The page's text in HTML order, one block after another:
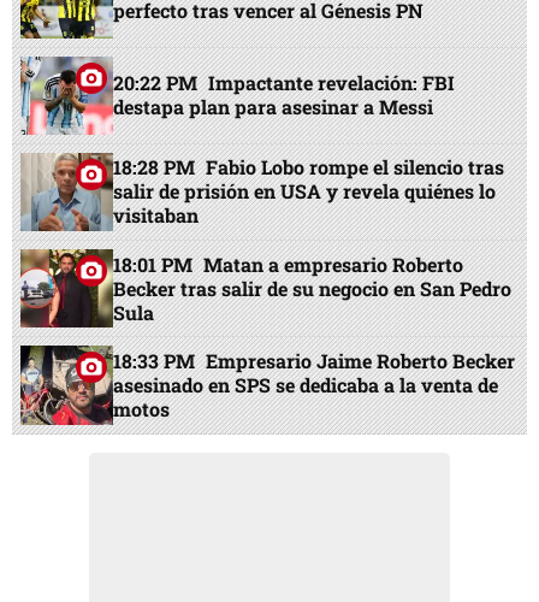
perfecto tras vencer al Génesis PN
20:22 PM Impactante revelación: FBI
destapa plan para asesinar a Messi
18:28 PM Fabio Lobo rompe el silencio tras
salir de prisión en USA y revela quiénes lo
visitaban
18:01 PM Matan a empresario Roberto
Becker tras salir de su negocio en San Pedro
Sula
18:33 PM Empresario Jaime Roberto Becker
asesinado en SPS se dedicaba a la venta de
motos